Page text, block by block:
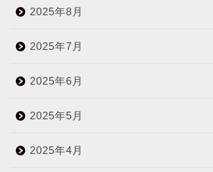
2025年8月
2025年7月
2025年6月
2025年5月
2025年4月